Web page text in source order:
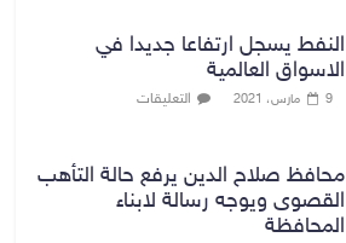
النفط يسجل ارتفاعا جديدا في
الاسواق العالمية
9 مارس، 2021 التعليقات
محافظ صلاح الدين يرفع حالة التأهب
القصوى ويوجه رسالة لابناء
المحافظة